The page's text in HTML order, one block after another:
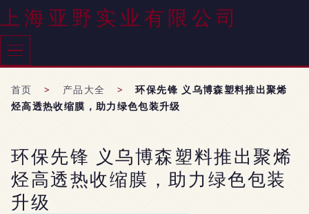
上海亚野实业有限公司
首页 > 产品大全 >
环保先锋 义乌博森塑料推出聚烯
烃高透热收缩膜，助力绿色包装升级
环保先锋 义乌博森塑料推出聚烯
烃高透热收缩膜，助力绿色包装
升级